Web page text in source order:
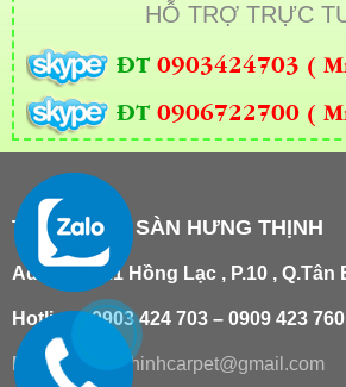
HỖ TRỢ TRỰC
ĐT 0903424703 (
ĐT 0906722700 (
THẢM TRẢI SÀN HƯNG THỊNH
Add : 181/21 Hồng Lạc , P.10 , Q.Tân
Hotline : 0903 424 703 – 0909 423
Email : hungthinhcarpet@gmail.com